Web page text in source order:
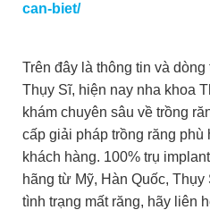
can-biet/
Trên đây là thông tin và
Thụy Sĩ, hiện nay nha khoa
khám chuyên sâu về trồng
cấp giải pháp trồng răng
khách hàng. 100% trụ
hãng từ Mỹ, Hàn Quốc,
tình trạng mất răng, hãy liên